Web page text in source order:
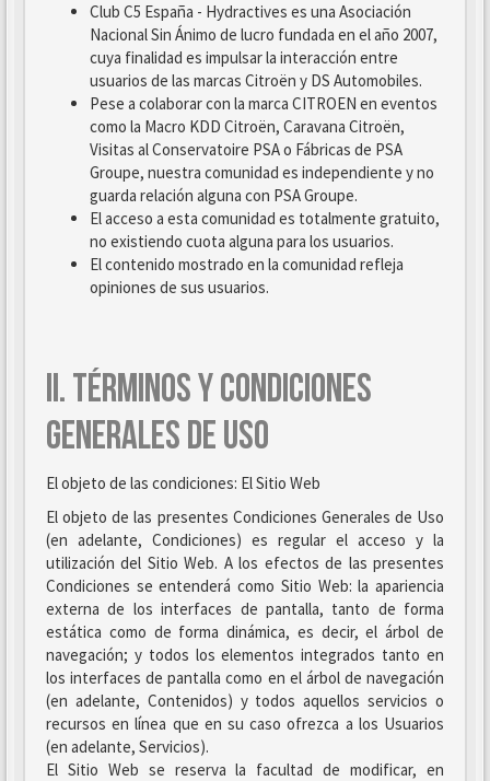
Club C5 España - Hydractives es una Asociación
Nacional Sin Ánimo de lucro fundada en el año 2007,
cuya finalidad es impulsar la interacción entre
usuarios de las marcas Citroën y DS Automobiles.
Pese a colaborar con la marca CITROEN en eventos
como la Macro KDD Citroën, Caravana Citroën,
Visitas al Conservatoire PSA o Fábricas de PSA
Groupe, nuestra comunidad es independiente y no
guarda relación alguna con PSA Groupe.
El acceso a esta comunidad es totalmente gratuito,
no existiendo cuota alguna para los usuarios.
El contenido mostrado en la comunidad refleja
opiniones de sus usuarios.
II. TÉRMINOS Y CONDICIONES
GENERALES DE USO
El objeto de las condiciones: El Sitio Web
El objeto de las presentes Condiciones Generales de Uso
(en adelante, Condiciones) es regular el acceso y la
utilización del Sitio Web. A los efectos de las presentes
Condiciones se entenderá como Sitio Web: la apariencia
externa de los interfaces de pantalla, tanto de forma
estática como de forma dinámica, es decir, el árbol de
navegación; y todos los elementos integrados tanto en
los interfaces de pantalla como en el árbol de navegación
(en adelante, Contenidos) y todos aquellos servicios o
recursos en línea que en su caso ofrezca a los Usuarios
(en adelante, Servicios).
El Sitio Web se reserva la facultad de modificar, en